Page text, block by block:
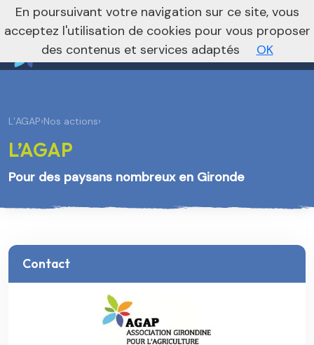
Vers le site national
nivo_2026: 1
L’AGAP›Nos actions›
L’AGAP
Pour des paysans nombreux en Gironde
Contact
En poursuivant votre navigation sur ce site, vous
acceptez l'utilisation de cookies pour vous proposer
des contenus et services adaptés
OK